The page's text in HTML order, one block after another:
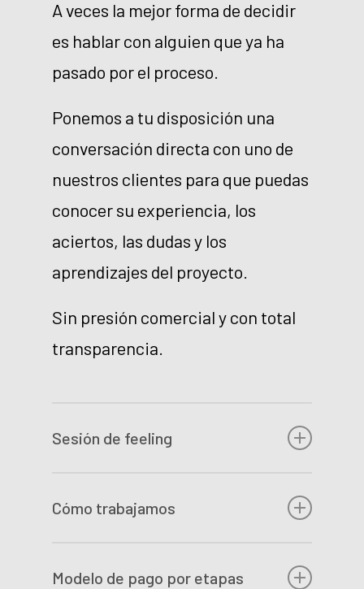
A veces la mejor forma de decidir
es hablar con alguien que ya ha
pasado por el proceso.
Ponemos a tu disposición una
conversación directa con uno de
nuestros clientes para que puedas
conocer su experiencia, los
aciertos, las dudas y los
aprendizajes del proyecto.
Sin presión comercial y con total
transparencia.
Sesión de feeling
necesitamos entender bien el
Cómo trabajamos
Modelo de pago por etapas